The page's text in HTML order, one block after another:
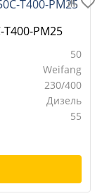
Т400-РМ25
50
Weifang
230/400
Дизель
55